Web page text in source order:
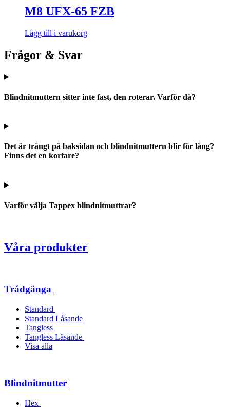
M8 UFX-65 FZB
Lägg till i varukorg
Frågor & Svar
Blindnitmuttern sitter inte fast, den roterar. Varför då?
Det är trångt på baksidan och blindnitmuttern blir för lång?
Finns det en kortare?
Varför välja Tappex blindnitmuttrar?
Våra produkter
Trådgänga
Standard
Standard Låsande
Tangless
Tangless Låsande
Visa alla
Blindnitmutter
Hex